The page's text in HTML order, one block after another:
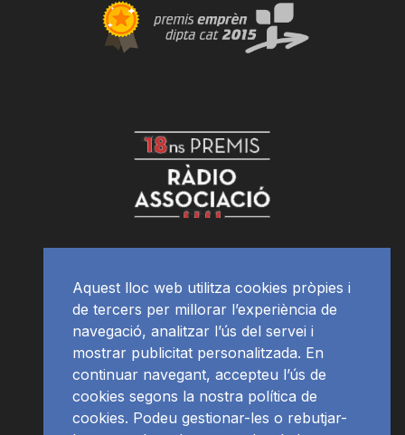
Aquest lloc web utilitza cookies pròpies i
de tercers per millorar l’experiència de
navegació, analitzar l’ús del servei i
mostrar publicitat personalitzada. En
continuar navegant, accepteu l’ús de
cookies segons la nostra política de
cookies. Podeu gestionar-les o rebutjar-